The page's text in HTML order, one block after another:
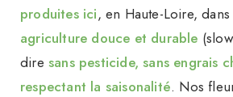
produites ici, en Haute-Loire,
agriculture douce et durable
dire sans pesticide, sans engrais
respectant la saisonalité. Nos